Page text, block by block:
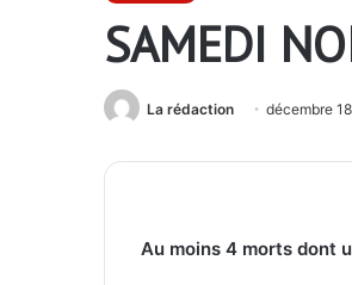
SAMEDI
La rédaction décembre
Au moins 4 morts dont